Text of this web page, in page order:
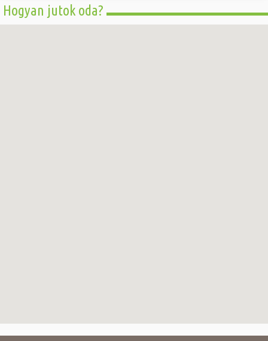
Hogyan jutok oda?